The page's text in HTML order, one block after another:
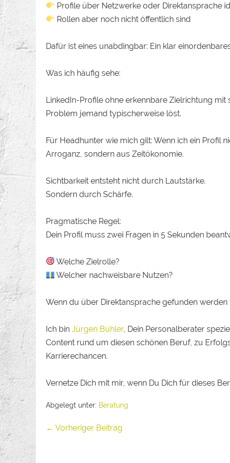
Profile über Netzwerke oder Direktansprache
Rollen aber noch nicht öffentlich sind
Dafür ist eines unabdingbar: Ein klar
Was ich häufig sehe:
LinkedIn-Profile ohne erkennbare Zielrichtung
Problem jemand typischerweise löst.
Für Headhunter wie mich gilt: Wenn ich ein Profil
Arroganz, sondern aus Zeitökonomie.
Sichtbarkeit entsteht nicht durch Lautstärke.
Sondern durch Schärfe.
Pragmatische Regel:
Dein Profil muss zwei Fragen in 5 Sekunden
Welche Zielrolle?
Welcher nachweisbare Nutzen?
Wenn du über Direktansprache gefunden
Ich bin Jürgen Bühler, Dein Personalberater
Content rund um diesen schönen Beruf, zu
Karrierechancen.
Vernetze Dich mit mir, wenn Du Dich für dieses
Abgelegt unter: Beratung
← Vorheriger Beitrag